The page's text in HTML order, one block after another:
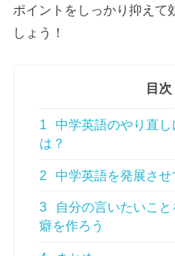
ポイントをしっかり抑えて
しょう！
目次
1
中学英語のやり直
は？
2 中学英語を発展させ
3
自分の言いたいこ
癖を作ろう